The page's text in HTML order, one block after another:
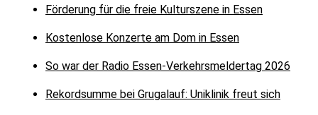
Förderung für die freie Kulturszene in Essen
Kostenlose Konzerte am Dom in Essen
So war der Radio Essen-Verkehrsmeldertag 2026
Rekordsumme bei Grugalauf: Uniklinik freut sich